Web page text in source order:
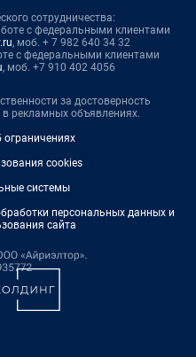
сотрудничества:
с федеральными клиентами
, моб. + 7 982 640 34 32
с федеральными клиентами
, моб. +7 910 402 4056
за достоверность
рекламных объявлениях.
cookies
системы
персональных данных и
сайта